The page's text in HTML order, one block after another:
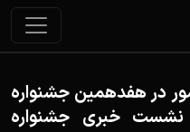
در هفدهمین جشنواره
نشست خبری جشنواره